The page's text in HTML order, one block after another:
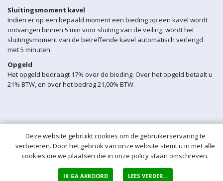
Sluitingsmoment kavel
Indien er op een bepaald moment een bieding op een kavel wordt
ontvangen binnen 5 min voor sluiting van de veiling, wordt het
sluitingsmoment van de betreffende kavel automatisch verlengd
met 5 minuten.
Opgeld
Het opgeld bedraagt 17% over de bieding. Over het opgeld betaalt u
21% BTW, en over het bedrag 21,00% BTW.
Deze website gebruikt cookies om de gebruikerservaring te
verbeteren. Door het gebruik van onze website stemt u in met alle
cookies die we plaatsen die in onze policy staan omschreven.
IK GA AKKOORD LEES VERDER...